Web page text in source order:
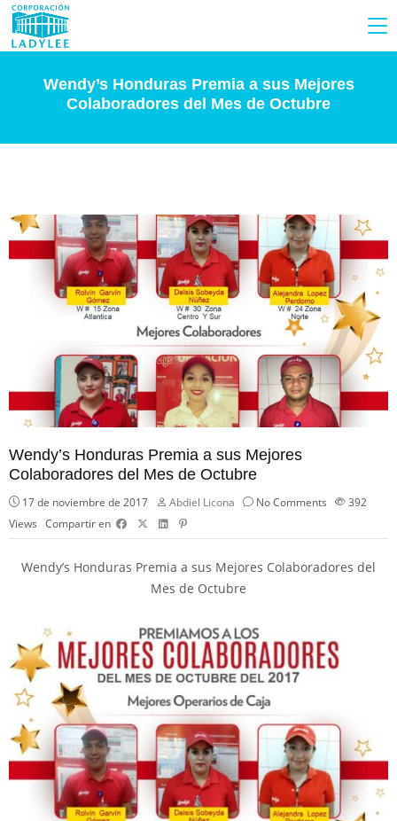
Wendy’s Honduras Premia a sus Mejores
Colaboradores del Mes de Octubre
Wendy’s Honduras Premia a sus Mejores
Colaboradores del Mes de Octubre
17 de noviembre de 2017 Abdiel Licona No Comments
392
Views Compartir en
Wendy’s Honduras Premia a sus Mejores Colaboradores del
Mes de Octubre